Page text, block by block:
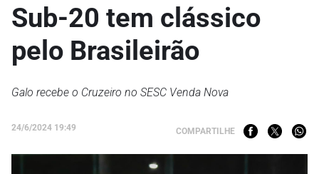
Sub-20 tem clássico
pelo Brasileirão
Galo recebe o Cruzeiro no SESC Venda Nova
24/6/2024 19:49 COMPARTILHE